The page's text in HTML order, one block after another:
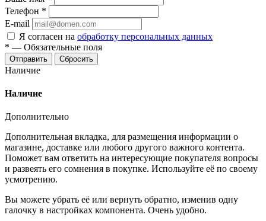
Телефон *
E-mail
Я согласен на обработку персональных данных
* — Обязательные поля
Отправить Сбросить
Наличие
Наличие
Дополнительно
Дополнительная вкладка, для размещения информации о
магазине, доставке или любого другого важного контента.
Поможет вам ответить на интересующие покупателя вопросы
и развеять его сомнения в покупке. Используйте её по своему
усмотрению.
Вы можете убрать её или вернуть обратно, изменив одну
галочку в настройках компонента. Очень удобно.